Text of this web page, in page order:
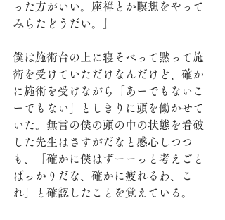
った方がいい。座禅とか瞑想をやって
みらたどうだい。」
僕は施術台の上に寝そべって黙って施
術を受けていただけなんだけど、確か
に施術を受けながら「あーでもないこ
ーでもない」としきりに頭を働かせて
いた。無言の僕の頭の中の状態を看破
した先生はさすがだなと感心しつつ
も、「確かに僕はずーーっと考えごと
ばっかりだな、確かに疲れるわ、こ
れ」と確認したことを覚えている。